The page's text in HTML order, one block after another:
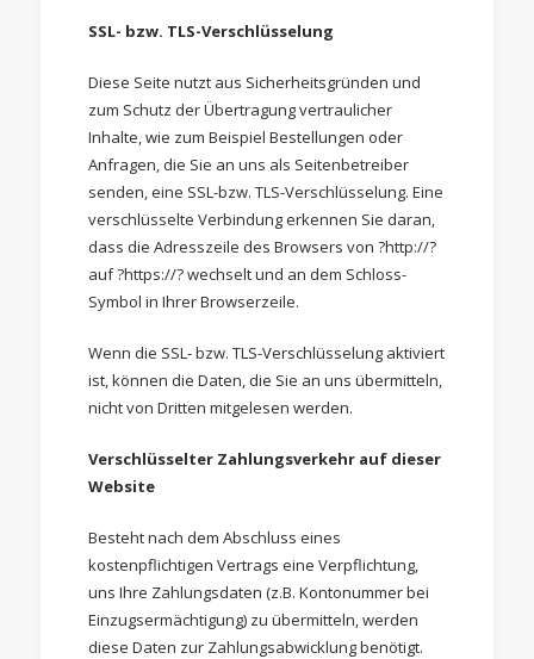
SSL- bzw. TLS-Verschlüsselung
Diese Seite nutzt aus Sicherheitsgründen und
zum Schutz der Übertragung vertraulicher
Inhalte, wie zum Beispiel Bestellungen oder
Anfragen, die Sie an uns als Seitenbetreiber
senden, eine SSL-bzw. TLS-Verschlüsselung. Eine
verschlüsselte Verbindung erkennen Sie daran,
dass die Adresszeile des Browsers von ?http://?
auf ?https://? wechselt und an dem Schloss-
Symbol in Ihrer Browserzeile.
Wenn die SSL- bzw. TLS-Verschlüsselung aktiviert
ist, können die Daten, die Sie an uns übermitteln,
nicht von Dritten mitgelesen werden.
Verschlüsselter Zahlungsverkehr auf dieser
Website
Besteht nach dem Abschluss eines
kostenpflichtigen Vertrags eine Verpflichtung,
uns Ihre Zahlungsdaten (z.B. Kontonummer bei
Einzugsermächtigung) zu übermitteln, werden
diese Daten zur Zahlungsabwicklung benötigt.